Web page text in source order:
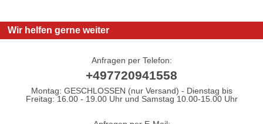
Wir helfen gerne weiter
Anfragen per Telefon:
+497720941558
Montag: GESCHLOSSEN (nur Versand) - Dienstag bis
Freitag: 16.00 - 19.00 Uhr und Samstag 10.00-15.00 Uhr